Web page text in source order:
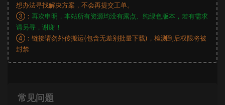
想办法寻找解决方案，不会再提交工单。
③： 再次申明，本站所有资源均没有露点、纯绿色版本，若有需求
请另寻，谢谢！
④：链接请勿外传搬运(包含无差别批量下载)，检测到后权限将被
封禁
常见问题